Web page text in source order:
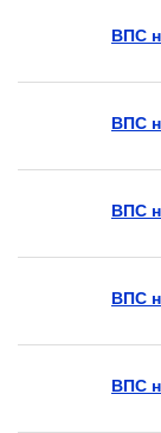
ВПС
ВПС
ВПС
ВПС
ВПС